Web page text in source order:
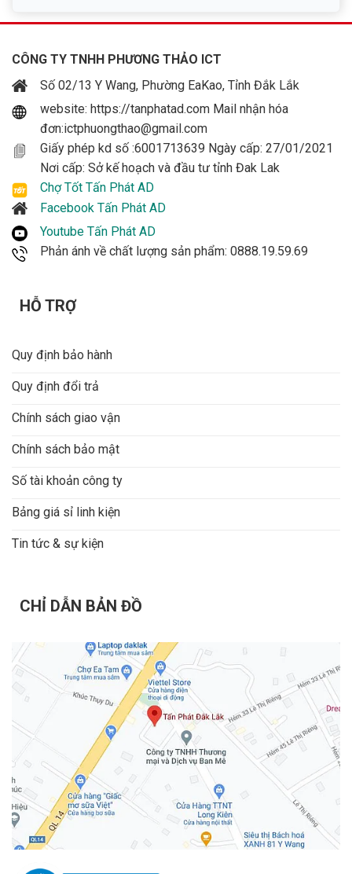
CÔNG TY TNHH PHƯƠNG THẢO ICT
Số 02/13 Y Wang, Phường EaKao, Tỉnh Đắk Lắk
website: https://tanphatad.com Mail nhận hóa
đơn:ictphuongthao@gmail.com
Giấy phép kd số :6001713639 Ngày cấp: 27/01/2021
Nơi cấp: Sở kế hoạch và đầu tư tỉnh Đak Lak
Chợ Tốt Tấn Phát AD
Facebook Tấn Phát AD
Youtube Tấn Phát AD
Phản ánh về chất lượng sản phẩm: 0888.19.59.69
HỖ TRỢ
Quy định bảo hành
Quy định đổi trả
Chính sách giao vận
Chính sách bảo mật
Số tài khoản công ty
Bảng giá sỉ linh kiện
Tin tức & sự kiện
CHỈ DẪN BẢN ĐỒ